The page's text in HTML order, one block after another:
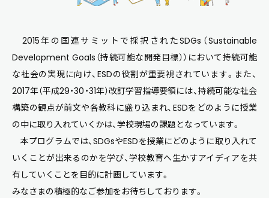
2015年の国連サミットで採択されたSDGs（Sustainable
Development Goals（持続可能な開発目標））において持続可能
な社会の実現に向け、ESDの役割が重要視されています。また、
2017年（平成29・30・31年）改訂学習指導要領には、持続可能な社会
構築の観点が前文や各教科に盛り込まれ、ESDをどのように授業
の中に取り入れていくかは、学校現場の課題となっています。
本プログラムでは、SDGsやESDを授業にどのように取り入れて
いくことが出来るのかを学び、学校教育へ生かすアイディアを共
有していくことを目的に計画しています。
みなさまの積極的なご参加をお待ちしております。